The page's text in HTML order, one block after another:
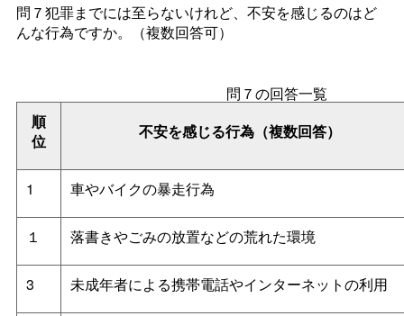
問７犯罪までには至らないけれど、不安を感じるのはど
んな行為ですか。（複数回答可）
順
位
不安を感じる行為（複数回答）
問７の回答一覧
1 車やバイクの暴走行為
１ 落書きやごみの放置などの荒れた環境
3 未成年者による携帯電話やインターネットの利用